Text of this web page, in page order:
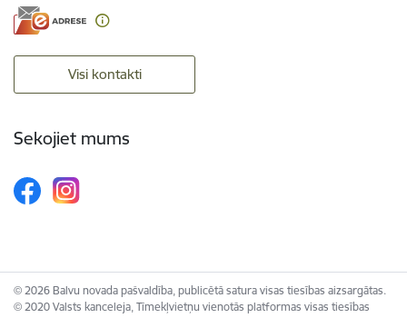
Visi kontakti
Sekojiet mums
© 2026 Balvu novada pašvaldība, publicētā satura visas tiesības aizsargātas.
© 2020 Valsts kanceleja, Tīmekļvietņu vienotās platformas visas tiesības